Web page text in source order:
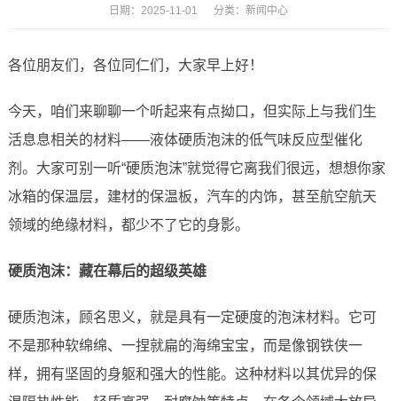
日期：2025-11-01 分类： 新闻中心
各位朋友们，各位同仁们，大家早上好！
今天，咱们来聊聊一个听起来有点拗口，但实际上与我们生
活息息相关的材料——液体硬质泡沫的低气味反应型催化
剂。大家可别一听“硬质泡沫”就觉得它离我们很远，想想你家
冰箱的保温层，建材的保温板，汽车的内饰，甚至航空航天
领域的绝缘材料，都少不了它的身影。
硬质泡沫：藏在幕后的超级英雄
硬质泡沫，顾名思义，就是具有一定硬度的泡沫材料。它可
不是那种软绵绵、一捏就扁的海绵宝宝，而是像钢铁侠一
样，拥有坚固的身躯和强大的性能。这种材料以其优异的保